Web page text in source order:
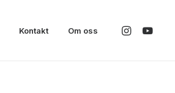
Kontakt Om oss